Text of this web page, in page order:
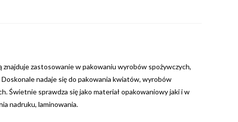
zastosowanie w pakowaniu wyrobów spożywczych,
nadaje się do pakowania kwiatów, wyrobów
Świetnie sprawdza się jako materiał opakowaniowy jaki i w
nadruku, laminowania.